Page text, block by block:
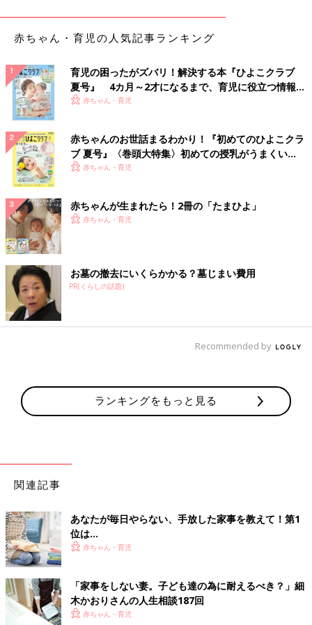
出典：Instagramアカウント「mmy_____ta」
yuさんは吊り下げられるビニール手袋をゲット。よく使う場所に
吊り下げておけば、使いたい時にサッと取り出せて便利！手袋に
う仕組みになっているそうです。これなら片手がふさがっていて
良いことづくしのキッチングッズ！鍋フタスタンド
赤ちゃん・育児の人気記事ランキング
育児の困ったがズバリ！解決する本『ひよこクラブ
夏号』 4カ月～2才になるまで、育児に役立つ情報が
いっぱい！
赤ちゃん・育児
赤ちゃんのお世話まるわかり！『初めてのひよこクラ
ブ 夏号』〈巻頭大特集〉初めての授乳がうまくい
く！ おっぱい・ミルクの基本と夏のトラブル 解決テ
赤ちゃん・育児
赤ちゃんが生まれたら！2冊の「たまひよ」
赤ちゃん・育児
お墓の撤去にいくらかかる？墓じまい費用
PR(くらしの話題)
Recommended by
ランキングをもっと見る
関連記事
あなたが毎日やらない、手放した家事を教えて！第1
位は…
赤ちゃん・育児
「家事をしない妻。子ども達の為に耐えるべき？」細
木かおりさんの人生相談187回
赤ちゃん・育児